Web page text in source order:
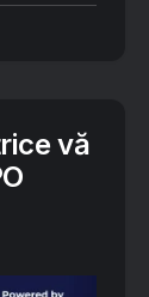
vă